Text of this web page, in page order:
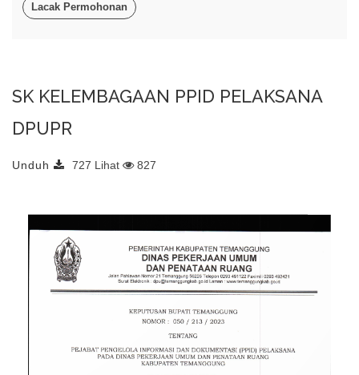
Lacak Permohonan
SK KELEMBAGAAN PPID PELAKSANA
DPUPR
Unduh 727 Lihat 827